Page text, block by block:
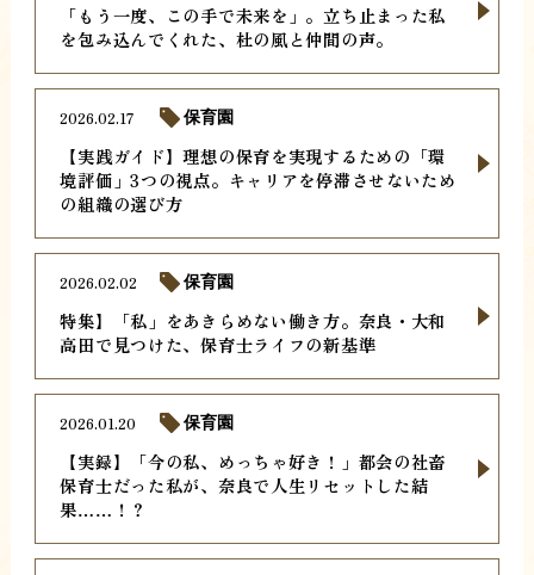
「もう一度、この手で未来を」。立ち止まった私
を包み込んでくれた、杜の風と仲間の声。
【実践ガイド】理想の保育を実現するための「環
境評価」3つの視点。キャリアを停滞させないため
の組織の選び方
2026.02.17 保育園
特集】「私」をあきらめない働き方。奈良・大和
高田で見つけた、保育士ライフの新基準
2026.02.02 保育園
【実録】「今の私、めっちゃ好き！」都会の社畜
保育士だった私が、奈良で人生リセットした結
果……！？
2026.01.20 保育園